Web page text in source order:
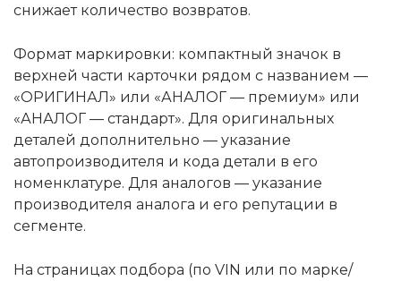
снижает количество возвратов.
Формат маркировки: компактный значок в
верхней части карточки рядом с названием —
«ОРИГИНАЛ» или «АНАЛОГ — премиум» или
«АНАЛОГ — стандарт». Для оригинальных
деталей дополнительно — указание
автопроизводителя и кода детали в его
номенклатуре. Для аналогов — указание
производителя аналога и его репутации в
сегменте.
На страницах подбора (по VIN или по марке/